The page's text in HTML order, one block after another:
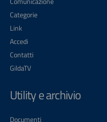
Categorie
Link
Accedi
Contatti
GildaTV
Utility e archivio
Documenti